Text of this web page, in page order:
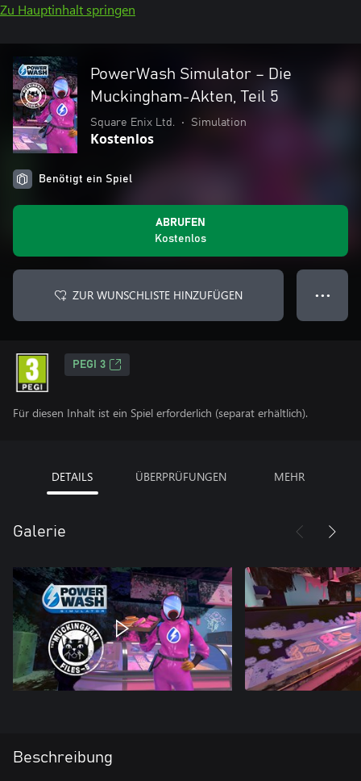
Zu Hauptinhalt springen
PowerWash Simulator – Die
Muckingham-Akten, Teil 5
Square Enix Ltd. • Simulation
Kostenlos
Benötigt ein Spiel
ABRUFEN
Kostenlos
ZUR WUNSCHLISTE HINZUFÜGEN ● ● ●
PEGI 3
Für diesen Inhalt ist ein Spiel erforderlich (separat erhältlich).
DETAILS ÜBERPRÜFUNGEN MEHR
Galerie
Beschreibung